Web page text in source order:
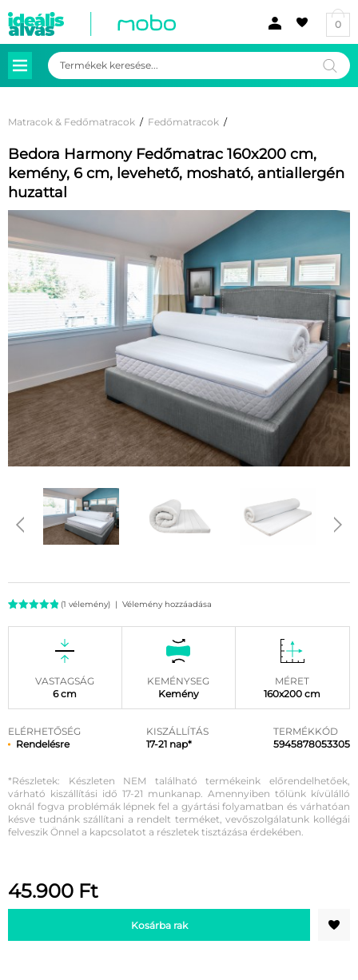
0
Products
search
Matracok & Fedőmatracok / Fedőmatracok /
Bedora Harmony Fedőmatrac 160x200 cm,
kemény, 6 cm, levehető, mosható, antiallergén
huzattal
(1 vélemény) | Vélemény hozzáadása
VASTAGSÁG
6 cm
KEMÉNYSEG
Kemény
MÉRET
160x200 cm
ELÉRHETŐSÉG
Rendelésre
KISZÁLLÍTÁS
17-21 nap*
TERMÉKKÓD
5945878053305
*Részletek: Készleten NEM található termékeink előrendelhetőek,
várható kiszállítási idő 17-21 munkanap. Amennyiben tőlünk kívülálló
oknál fogva problémák lépnek fel a gyártási folyamatban és várhatóan
késve tudnánk szállítani a rendelt terméket, vevőszolgálatunk kollégái
felveszik Önnel a kapcsolatot a részletek tisztázása érdekében.
45.900 Ft
Kosárba rak